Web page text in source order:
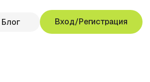
Блог Вход/Регистрация